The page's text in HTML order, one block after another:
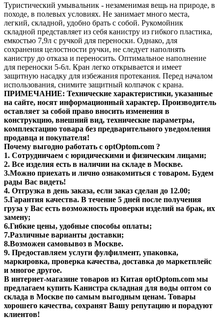
Туристический умывальник - незаменимая вещь на природе, в
походе, в полевых условиях. Не занимает много места,
легкий, складной, удобно брать с собой. Рукомойник
складной представляет из себя канистру из гибкого пластика,
емкостью 7,9л с ручкой для переноски. Однако, для
сохранения целостности ручки, не следует наполнять
канистру до отказа и переносить. Оптимальное наполнение
для переноски 5-6л. Кран легко открывается и имеет
защитную насадку для избежания протекания. Перед началом
использования, снимите защитный колпачок с крана.
ПРИМЕЧАНИЕ: Технические характеристики, указанные
на сайте, носят информационный характер. Производитель
оставляет за собой право вносить изменения в
конструкцию, внешний вид, технические параметры,
комплектацию товара без предварительного уведомления
продавца и покупателя!
Почему выгодно работать с optOptom.com ?
1. Сотрудничаем с юридическими и физическим лицами;
2. Все изделия есть в наличии на складе в Москве.
3.Можно приехать и лично ознакомиться с товаром. Будем
рады Вас видеть!
4. Отгрузка в день заказа, если заказ сделан до 12.00;
5.Гарантия качества. В течение 5 дней после получения
груза у Вас есть возможность проверки изделий на брак, их
замену;
6.Гибкие цены, удобные способы оплаты;
7.Различные варианты доставки;
8.Возможен самовывоз в Москве.
9. Предоставляем услуги фулфилмент, упаковка,
маркировка, проверка качества, доставка до маркетплейс
и многое другое.
В интернет-магазине товаров из Китая optOptom.com мы
предлагаем купить Канистра складная для воды оптом со
склада в Москве по самым выгодным ценам. Товары
хорошего качества, сохранят Вашу репутацию и порадуют
клиентов!